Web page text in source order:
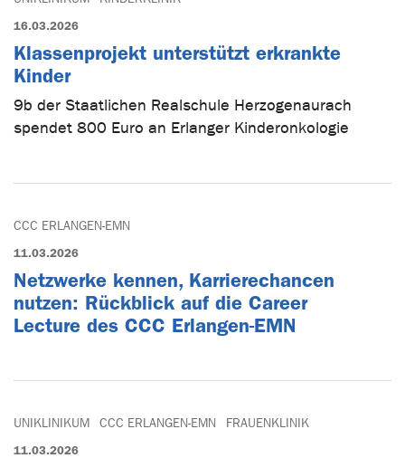
16.03.2026
Klassenprojekt unterstützt erkrankte
Kinder
9b der Staatlichen Realschule Herzogenaurach
spendet 800 Euro an Erlanger Kinderonkologie
CCC ERLANGEN-EMN
11.03.2026
Netzwerke kennen, Karrierechancen
nutzen: Rückblick auf die Career
Lecture des CCC Erlangen-EMN
UNIKLINIKUM CCC ERLANGEN-EMN FRAUENKLINIK
11.03.2026